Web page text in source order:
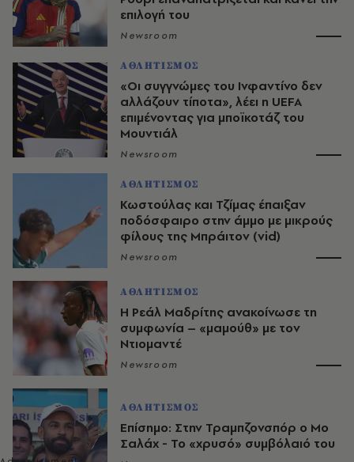
επιλογή του
Newsroom
ΑΘΛΗΤΙΣΜΟΣ
«Οι συγγνώμες του Ινφαντίνο δεν
αλλάζουν τίποτα», λέει η UEFA
επιμένοντας για μποϊκοτάζ του
Μουντιάλ
Newsroom
ΑΘΛΗΤΙΣΜΟΣ
Κωστούλας και Τζίμας έπαιξαν
ποδόσφαιρο στην άμμο με μικρούς
φίλους της Μπράιτον (vid)
Newsroom
ΑΘΛΗΤΙΣΜΟΣ
Η Ρεάλ Μαδρίτης ανακοίνωσε τη
συμφωνία – «μαμούθ» με τον
Ντιομαντέ
Newsroom
ΑΘΛΗΤΙΣΜΟΣ
Επίσημο: Στην Τραμπζονσπόρ ο Μο
Σαλάχ - Το «χρυσό» συμβόλαιό του